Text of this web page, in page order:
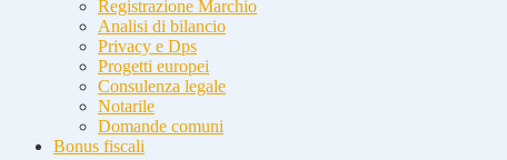
Registrazione Marchio
Analisi di bilancio
Privacy e Dps
Progetti europei
Consulenza legale
Notarile
Domande comuni
Bonus fiscali